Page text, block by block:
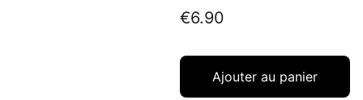
€6.90
Ajouter au panier